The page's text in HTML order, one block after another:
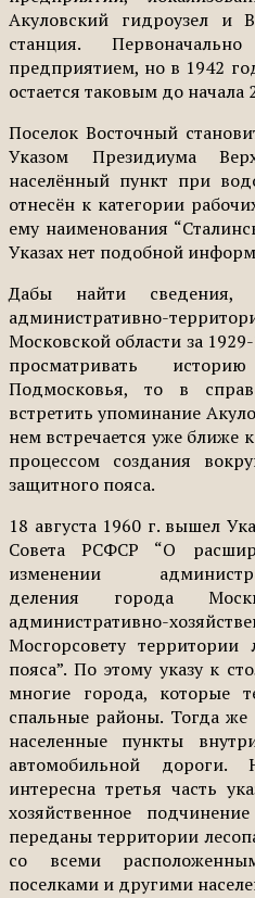
Акуловский гидроузел и
станция.
предприятием, но в 1942
остается таковым до начала
Поселок Восточный
Указом Президиума
населённый пункт при
отнесён к категории
ему наименования
Указах нет подобной
Дабы найти сведения,
административно-
Московской области за
просматривать
Подмосковья, то в
встретить упоминание
нем встречается уже ближе
процессом создания
защитного пояса.
18 августа 1960 г. вышел
Совета РСФСР “О
изменении
деления города
административно-
Мосгорсовету территории
пояса”. По этому указу к
многие города, которые
спальные районы. Тогда
населенные пункты
автомобильной
интересна третья часть
хозяйственное
переданы территории
со всеми
поселками и другими